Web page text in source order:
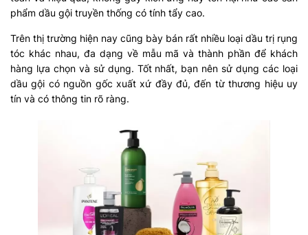
phẩm dầu gội truyền thống có tính tẩy cao.
Trên thị trường hiện nay cũng bày bán rất nhiều loại dầu trị rụng
tóc khác nhau, đa dạng về mẫu mã và thành phần để khách
hàng lựa chọn và sử dụng. Tốt nhất, bạn nên sử dụng các loại
dầu gội có nguồn gốc xuất xứ đầy đủ, đến từ thương hiệu uy
tín và có thông tin rõ ràng.